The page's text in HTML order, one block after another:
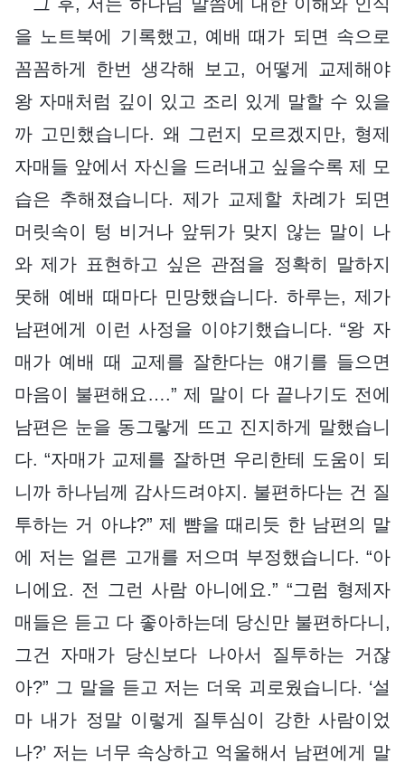
을 노트북에 기록했고, 예배 때가 되면 속으로
꼼꼼하게 한번 생각해 보고, 어떻게 교제해야
왕 자매처럼 깊이 있고 조리 있게 말할 수 있을
까 고민했습니다. 왜 그런지 모르겠지만, 형제
자매들 앞에서 자신을 드러내고 싶을수록 제 모
습은 추해졌습니다. 제가 교제할 차례가 되면
머릿속이 텅 비거나 앞뒤가 맞지 않는 말이 나
와 제가 표현하고 싶은 관점을 정확히 말하지
못해 예배 때마다 민망했습니다. 하루는, 제가
남편에게 이런 사정을 이야기했습니다. “왕 자
매가 예배 때 교제를 잘한다는 얘기를 들으면
마음이 불편해요….” 제 말이 다 끝나기도 전에
남편은 눈을 동그랗게 뜨고 진지하게 말했습니
다. “자매가 교제를 잘하면 우리한테 도움이 되
니까 하나님께 감사드려야지. 불편하다는 건 질
투하는 거 아냐?” 제 뺨을 때리듯 한 남편의 말
에 저는 얼른 고개를 저으며 부정했습니다. “아
니에요. 전 그런 사람 아니에요.” “그럼 형제자
매들은 듣고 다 좋아하는데 당신만 불편하다니,
그건 자매가 당신보다 나아서 질투하는 거잖
아?” 그 말을 듣고 저는 더욱 괴로웠습니다. ‘설
마 내가 정말 이렇게 질투심이 강한 사람이었
나?’ 저는 너무 속상하고 억울해서 남편에게 말